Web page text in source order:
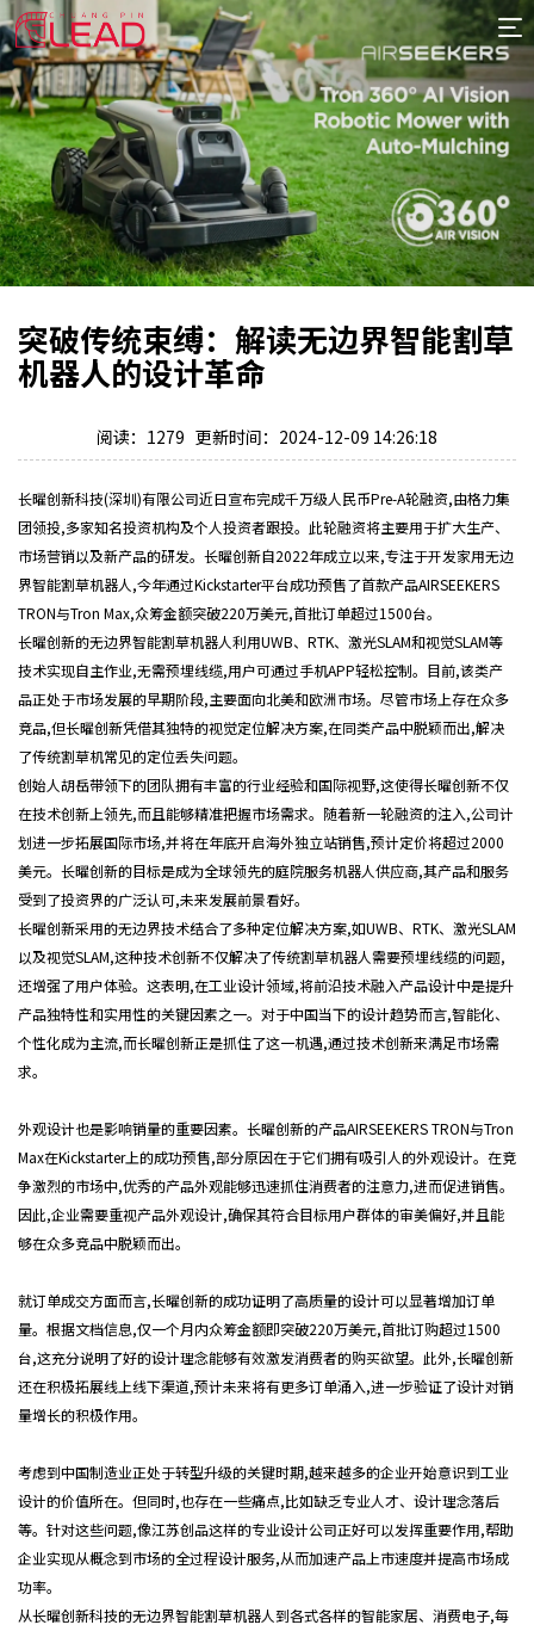
首
页
案
例
服
务
专
项
报
突破传统束缚：解读无边界智能割草
机器人的设计革命
阅读：1279 更新时间：2024-12-09 14:26:18
长曜创新科技(深圳)有限公司近日宣布完成千万级人民币Pre-A轮融资,由格力集
团领投,多家知名投资机构及个人投资者跟投。此轮融资将主要用于扩大生产、
市场营销以及新产品的研发。长曜创新自2022年成立以来,专注于开发家用无边
界智能割草机器人,今年通过Kickstarter平台成功预售了首款产品AIRSEEKERS
TRON与Tron Max,众筹金额突破220万美元,首批订单超过1500台。
长曜创新的无边界智能割草机器人利用UWB、RTK、激光SLAM和视觉SLAM等
技术实现自主作业,无需预埋线缆,用户可通过手机APP轻松控制。目前,该类产
品正处于市场发展的早期阶段,主要面向北美和欧洲市场。尽管市场上存在众多
竞品,但长曜创新凭借其独特的视觉定位解决方案,在同类产品中脱颖而出,解决
了传统割草机常见的定位丢失问题。
创始人胡岳带领下的团队拥有丰富的行业经验和国际视野,这使得长曜创新不仅
在技术创新上领先,而且能够精准把握市场需求。随着新一轮融资的注入,公司计
划进一步拓展国际市场,并将在年底开启海外独立站销售,预计定价将超过2000
美元。长曜创新的目标是成为全球领先的庭院服务机器人供应商,其产品和服务
受到了投资界的广泛认可,未来发展前景看好。
长曜创新采用的无边界技术结合了多种定位解决方案,如UWB、RTK、激光SLAM
以及视觉SLAM,这种技术创新不仅解决了传统割草机器人需要预埋线缆的问题,
还增强了用户体验。这表明,在工业设计领域,将前沿技术融入产品设计中是提升
产品独特性和实用性的关键因素之一。对于中国当下的设计趋势而言,智能化、
个性化成为主流,而长曜创新正是抓住了这一机遇,通过技术创新来满足市场需
求。
外观设计也是影响销量的重要因素。长曜创新的产品AIRSEEKERS TRON与Tron
Max在Kickstarter上的成功预售,部分原因在于它们拥有吸引人的外观设计。在竞
争激烈的市场中,优秀的产品外观能够迅速抓住消费者的注意力,进而促进销售。
因此,企业需要重视产品外观设计,确保其符合目标用户群体的审美偏好,并且能
够在众多竞品中脱颖而出。
就订单成交方面而言,长曜创新的成功证明了高质量的设计可以显著增加订单
量。根据文档信息,仅一个月内众筹金额即突破220万美元,首批订购超过1500
台,这充分说明了好的设计理念能够有效激发消费者的购买欲望。此外,长曜创新
还在积极拓展线上线下渠道,预计未来将有更多订单涌入,进一步验证了设计对销
量增长的积极作用。
考虑到中国制造业正处于转型升级的关键时期,越来越多的企业开始意识到工业
设计的价值所在。但同时,也存在一些痛点,比如缺乏专业人才、设计理念落后
等。针对这些问题,像江苏创品这样的专业设计公司正好可以发挥重要作用,帮助
企业实现从概念到市场的全过程设计服务,从而加速产品上市速度并提高市场成
功率。
从长曜创新科技的无边界智能割草机器人到各式各样的智能家居、消费电子,每